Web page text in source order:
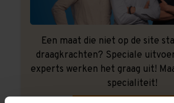
Een maat die niet op de site
draagkrachten? Speciale
experts werken het graag uit!
specialiteit!